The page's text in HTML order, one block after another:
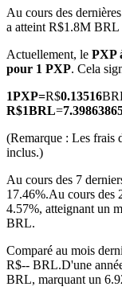
TradFi
Produits dérivés
premières
Futures USDC
Futures
Au cours des
a atteint R$1.8M BRL
Actuellement, le PXP
pour 1 PXP. Cela
1PXP=R$0.13516
R$1BRL=
(Remarque : Les frais
inclus.)
Au cours des 7
17.46%.Au cours des
4.57%, atteignant un
BRL.
Comparé au mois
R$-- BRL.D'une
BRL, marquant un